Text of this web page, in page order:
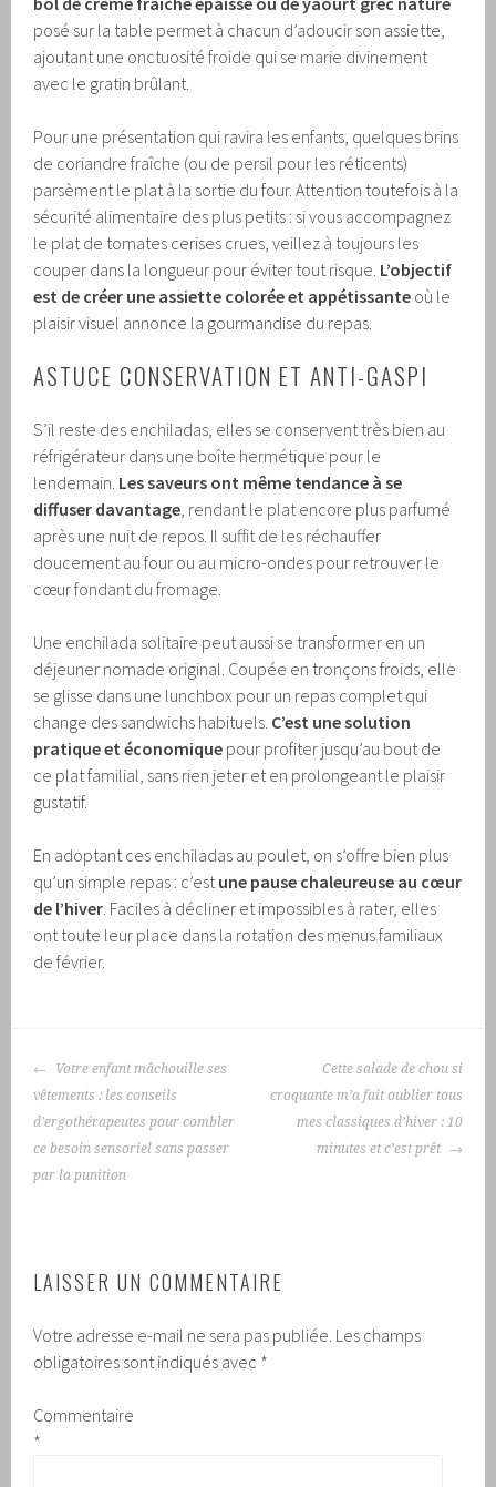
posé sur la table permet à chacun d’adoucir son assiette,
ajoutant une onctuosité froide qui se marie divinement
avec le gratin brûlant.
Pour une présentation qui ravira les enfants, quelques brins
de coriandre fraîche (ou de persil pour les réticents)
parsèment le plat à la sortie du four. Attention toutefois à la
sécurité alimentaire des plus petits : si vous accompagnez
le plat de tomates cerises crues, veillez à toujours les
couper dans la longueur pour éviter tout risque. L’objectif
est de créer une assiette colorée et appétissante où le
plaisir visuel annonce la gourmandise du repas.
ASTUCE CONSERVATION ET ANTI-GASPI
S’il reste des enchiladas, elles se conservent très bien au
réfrigérateur dans une boîte hermétique pour le
lendemain. Les saveurs ont même tendance à se
diffuser davantage , rendant le plat encore plus parfumé
après une nuit de repos. Il suffit de les réchauffer
doucement au four ou au micro-ondes pour retrouver le
cœur fondant du fromage.
Une enchilada solitaire peut aussi se transformer en un
déjeuner nomade original. Coupée en tronçons froids, elle
se glisse dans une lunchbox pour un repas complet qui
change des sandwichs habituels. C’est une solution
pratique et économique pour profiter jusqu’au bout de
ce plat familial, sans rien jeter et en prolongeant le plaisir
gustatif.
En adoptant ces enchiladas au poulet, on s’offre bien plus
qu’un simple repas : c’est une pause chaleureuse au cœur
de l’hiver . Faciles à décliner et impossibles à rater, elles
ont toute leur place dans la rotation des menus familiaux
de février.
NAVIGATION
DES
ARTICLES
Votre enfant mâchouille ses
vêtements : les conseils
d’ergothérapeutes pour combler
ce besoin sensoriel sans passer
par la punition
Cette salade de chou si
croquante m’a fait oublier tous
mes classiques d’hiver : 10
minutes et c’est prêt
LAISSER UN COMMENTAIRE
Votre adresse e-mail ne sera pas publiée. Les champs
obligatoires sont indiqués avec *
Commentaire
*